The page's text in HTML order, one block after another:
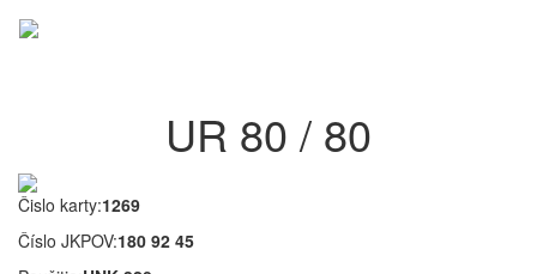
UR 80 / 80
Čislo karty:1269
Číslo JKPOV:180 92 45